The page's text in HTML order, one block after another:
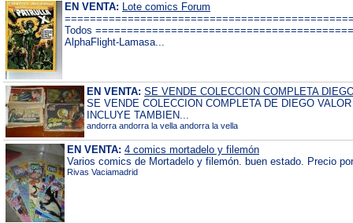
EN VENTA: Lote comics Forum
Todos
AlphaFlight-Lamasa...
EN VENTA: SE VENDE COLECCION COMPLETA
SE VENDE COLECCION COMPLETA DE DIEGO
INCLUYE TAMBIEN...
andorra andorra la vella andorra la vella
EN VENTA: 4 comics mortadelo y filemón
Varios comics de Mortadelo y filemón. buen estado. Precio
Rivas Vaciamadrid